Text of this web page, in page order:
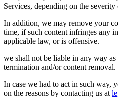
Services, depending on the
In addition, we may remove your
time, if such content infringes any
applicable law, or is offensive.
we shall not be liable in any way as
termination and/or content removal.
In case we had to act in such way,
on the reasons by contacting us at